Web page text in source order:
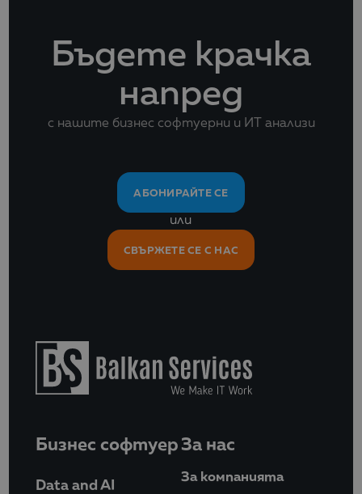
Бъдете крачка
напред
с нашите бизнес софтуерни и ИТ анализи
АБОНИРАЙТЕ СЕ
или
СВЪРЖЕТЕ СЕ С НАС
Бизнес софтуер
Data and AI
За нас
За компанията